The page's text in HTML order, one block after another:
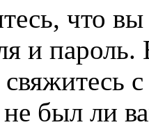
что
и
был ли